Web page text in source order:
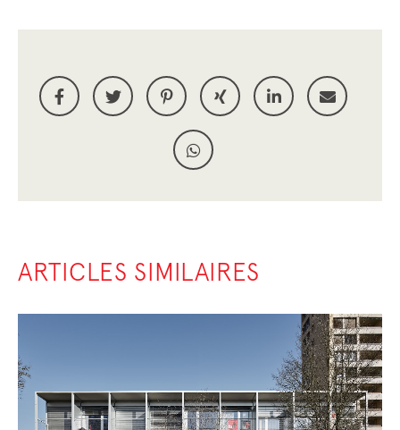
ARTICLES SIMILAIRES